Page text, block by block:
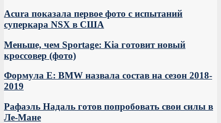
Acura показала первое фото с испытаний
суперкара NSX в США
Меньше, чем Sportage: Kia готовит новый
кроссовер (фото)
Формула E: BMW назвала состав на сезон 2018-
2019
Рафаэль Надаль готов попробовать свои силы в
Ле-Мане